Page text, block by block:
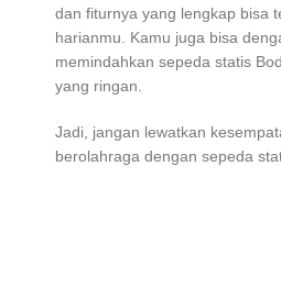
dan fiturnya yang lengkap bisa
harianmu. Kamu juga bisa
memindahkan sepeda statis
yang ringan.
Jadi, jangan lewatkan
berolahraga dengan sepeda